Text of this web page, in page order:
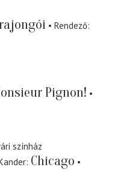
Rendező
Pignon!
színház
Chicago